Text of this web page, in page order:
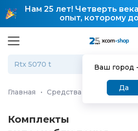
Нам 25 лет! Четверть
опыт, которому
Ваш город -
Да
Главная · Средства и системы
Комплекты